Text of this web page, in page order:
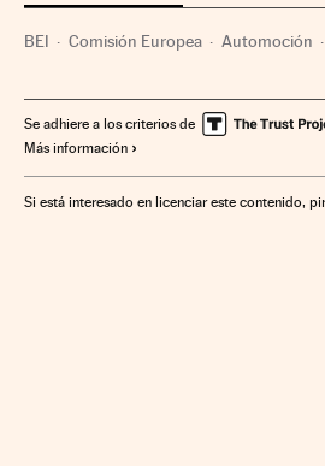
BEI Comisión Europea Automoción
Se adhiere a los criterios de
Más información
Si está interesado en licenciar este contenido,